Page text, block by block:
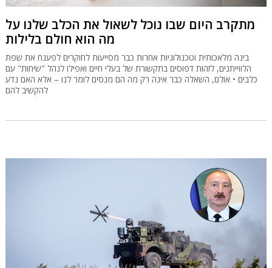
מתקרב היום שבו נוכל לשאול את הכלב שלנו על
מה הוא חולם בלילות
בינה מלאכותית וטכנולוגיות אחרות כבר מסייעות לחוקרים לפענח את שפת
הלווייתנים, לזהות דפוסים בתקשורת של בעלי חיים ואפילו לנהל "שיחות" עם
כלבים • אולם, השאלה כבר אינה רק מה הם מנסים לומר לנו – אלא האם נדע
להקשיב להם